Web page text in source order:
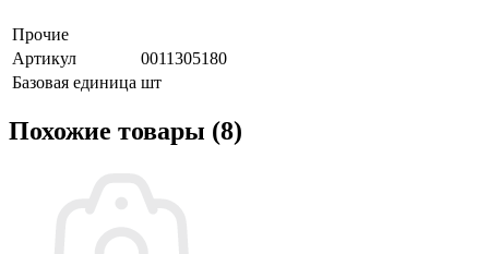
Прочие
Артикул
0011305180
Базовая единица шт
Похожие товары (8)